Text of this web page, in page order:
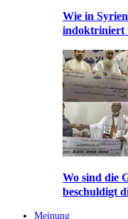
Wie in
indoktriniert
Wo sind die
beschuldigt
Meinung